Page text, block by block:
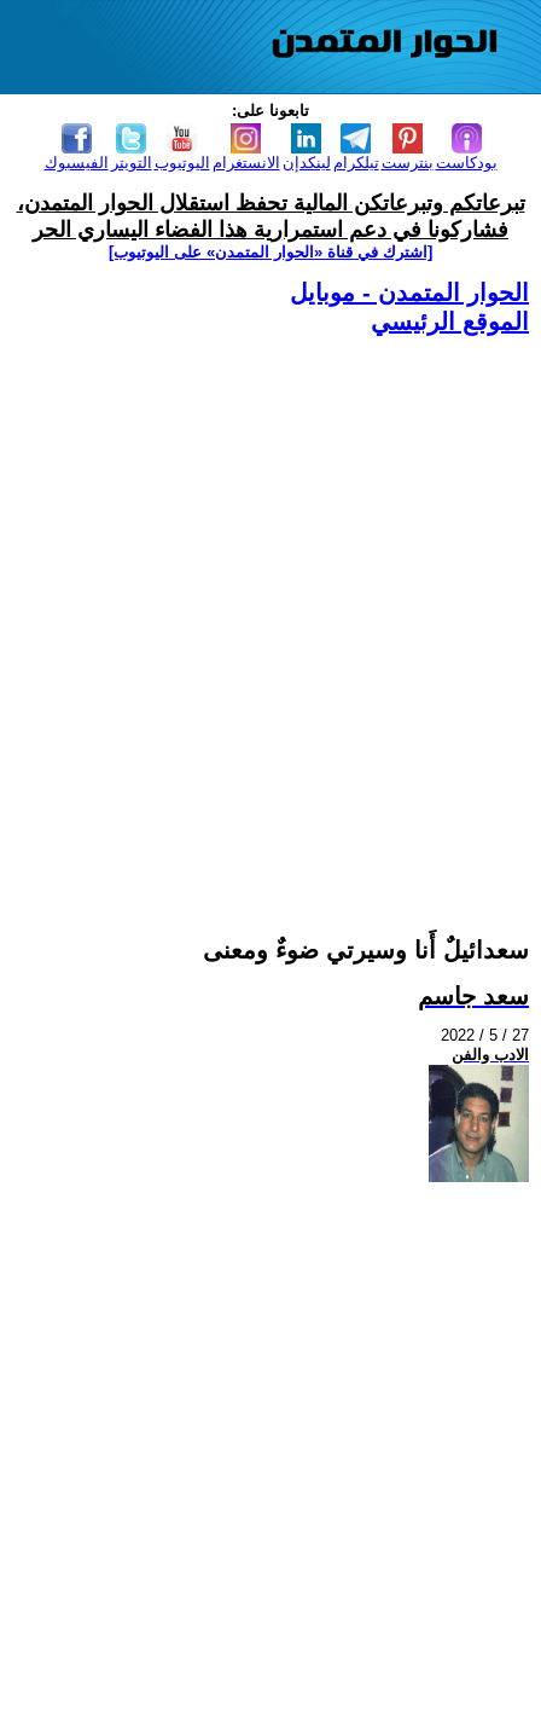
تابعونا على:
الفيسبوك التويتر اليوتيوب الانستغرام لينكدإن تيلكرامبنترست بودكاست
تبرعاتكم وتبرعاتكن المالية تحفظ استقلال الحوار المتمدن،
فشاركونا في دعم استمرارية هذا الفضاء اليساري الحر
[اشترك في قناة ‫«الحوار المتمدن» على اليوتيوب]
الحوار المتمدن - موبايل
الموقع الرئيسي
سعدائيلٌ أَنا وسيرتي ضوءٌ ومعنى
سعد جاسم
2022 / 5 / 27
الادب والفن